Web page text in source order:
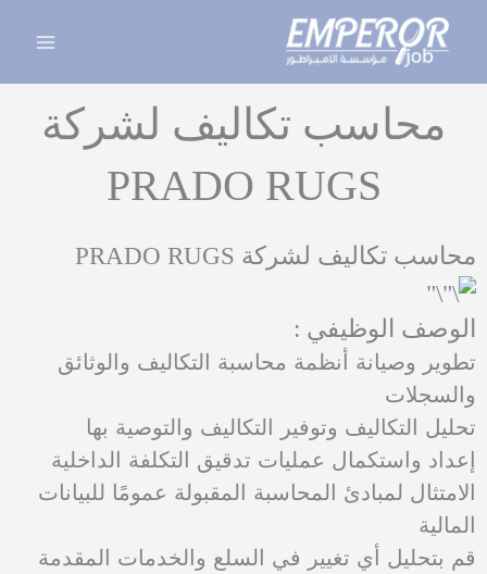
تخطي
محاسب تكاليف لشركة
PRADO RUGS
محاسب تكاليف لشركة PRADO RUGS
الوصف الوظيفي :
تطوير وصيانة أنظمة محاسبة التكاليف والوثائق
والسجلات
تحليل التكاليف وتوفير التكاليف والتوصية بها
إعداد واستكمال عمليات تدقيق التكلفة الداخلية
الامتثال لمبادئ المحاسبة المقبولة عمومًا للبيانات
المالية
قم بتحليل أي تغيير في السلع والخدمات المقدمة